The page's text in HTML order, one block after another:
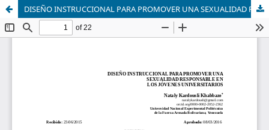
DISEÑO INSTRUCCIONAL PARA PROMOVER UNA SEXUALIDAD RESPONSABLE EN LOS JÓVENES UNIVERSITARIOS